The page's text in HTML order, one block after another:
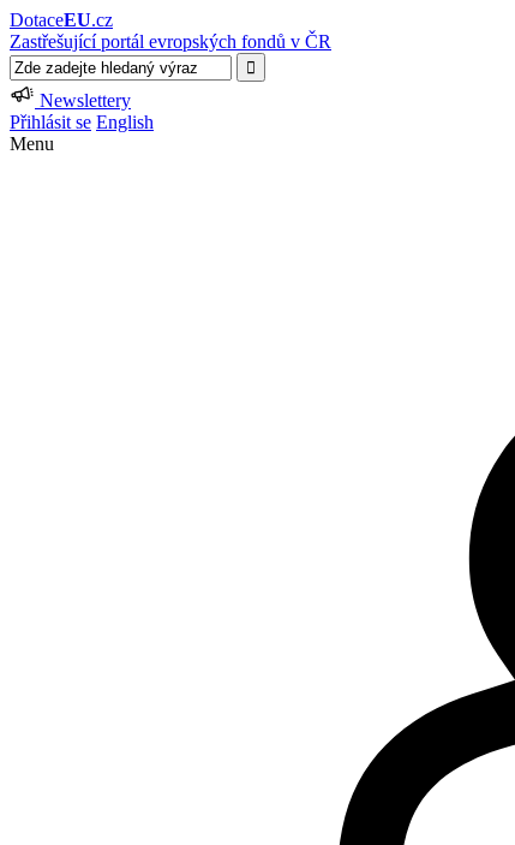
DotaceEU.cz
Zastřešující portál evropských fondů v ČR
Newslettery
Přihlásit se English
Menu